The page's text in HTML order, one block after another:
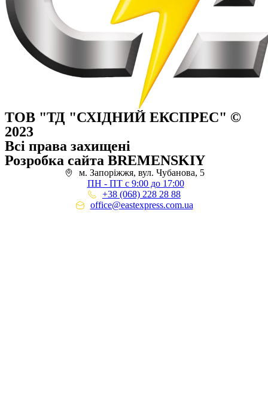
ТОВ "ТД "СХІДНИЙ ЕКСПРЕС" ©
2023
Всі права захищені
Розробка сайта BREMENSKIY
м. Запоріжжя, вул. Чубанова, 5
ПН - ПТ с 9:00 до 17:00
+38 (068) 228 28 88
office@eastexpress.com.ua